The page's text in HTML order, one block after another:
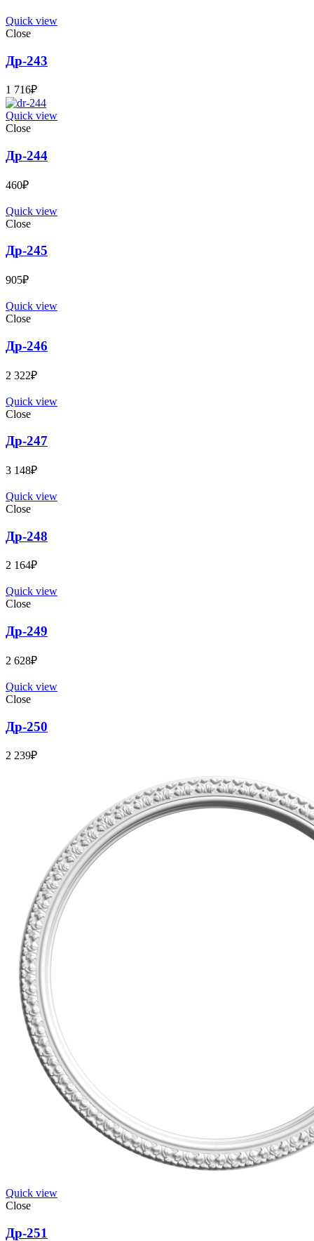
Quick view
Close
Др-243
1 716₽
Quick view
Close
Др-244
460₽
Quick view
Close
Др-245
905₽
Quick view
Close
Др-246
2 322₽
Quick view
Close
Др-247
3 148₽
Quick view
Close
Др-248
2 164₽
Quick view
Close
Др-249
2 628₽
Quick view
Close
Др-250
2 239₽
Quick view
Close
Др-251